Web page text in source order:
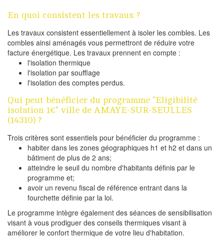
En quoi consistent les travaux ?
Les travaux consistent essentiellement à isoler les combles. Les
combles ainsi aménagés vous permettront de réduire votre
facture énergétique. Les travaux prennent en compte :
l'isolation thermique
l'isolation par soufflage
l'isolation des comptes perdus.
Qui peut bénéficier du programme "Eligibilité
isolation 1€" ville de AMAYE-SUR-SEULLES
(14310) ?
Trois critères sont essentiels pour bénéficier du programme :
habiter dans les zones géographiques h1 et h2 et dans un
bâtiment de plus de 2 ans;
atteindre le seuil du nombre d'habitants définis par le
programme et;
avoir un revenu fiscal de référence entrant dans la
fourchette définie par la loi.
Le programme intègre également des séances de sensibilisation
visant à vous prodiguer des conseils thermiques visant à
améliorer le confort thermique de votre lieu d'habitation.